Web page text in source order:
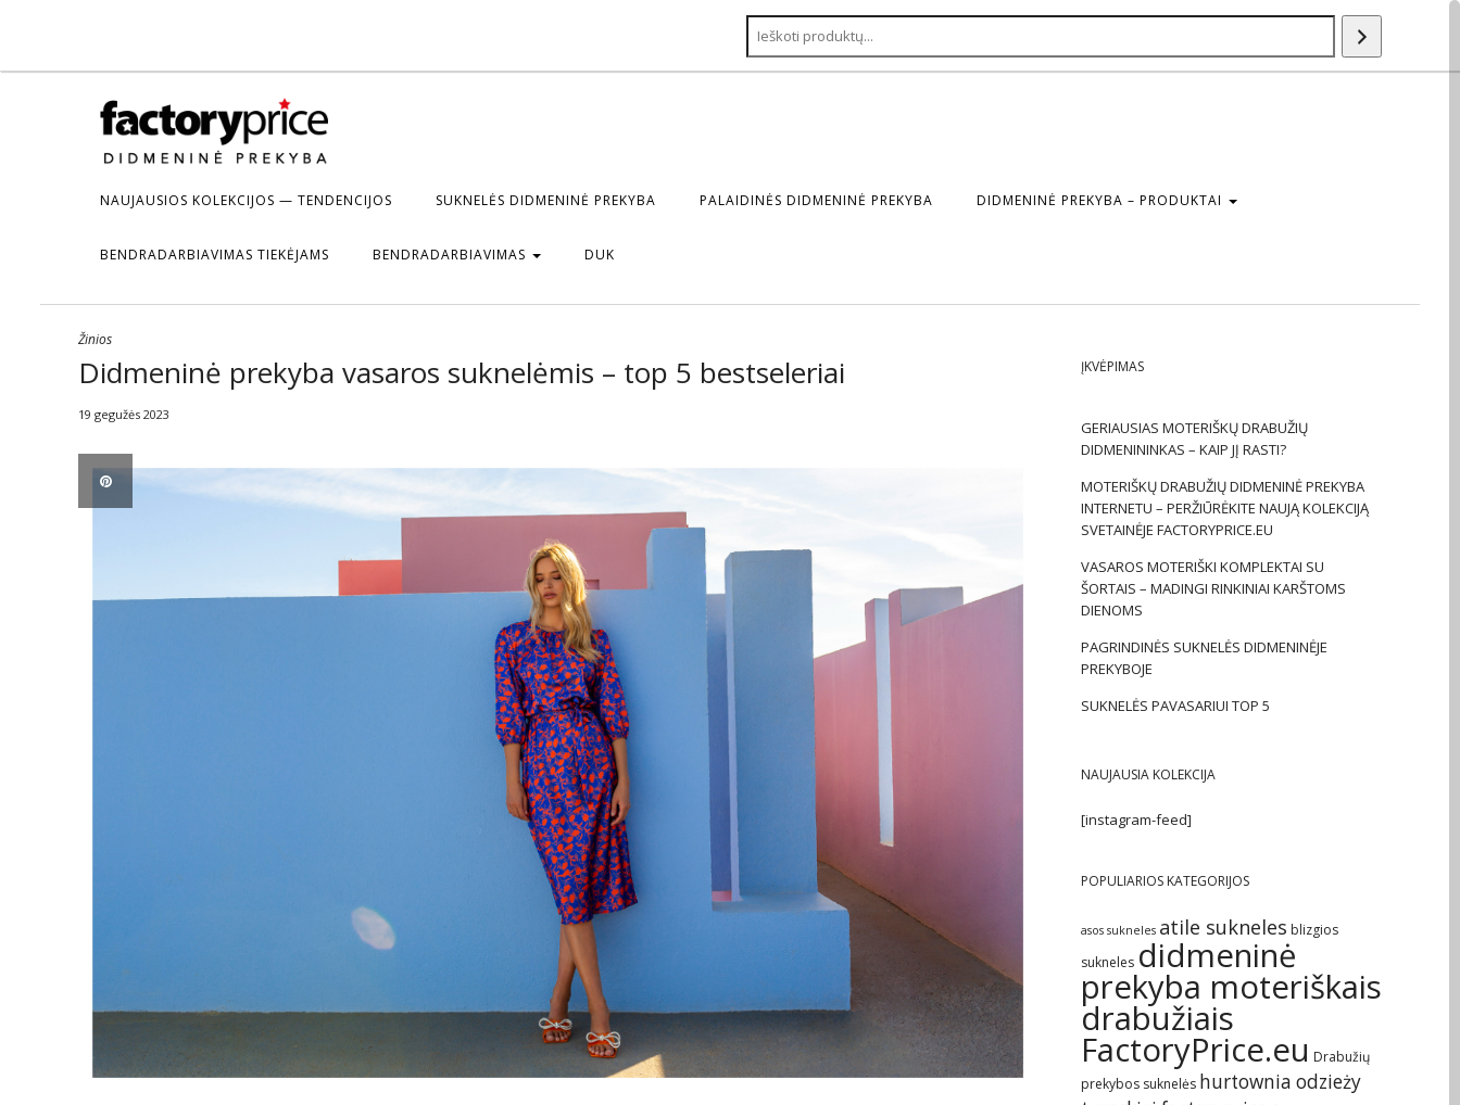
NAUJAUSIOS KOLEKCIJOS — TENDENCIJOS SUKNELĖS DIDMENINĖ PREKYBA PALAIDINĖS DIDMENINĖ PREKYBA DIDMENINĖ PREKYBA – PRODUKTAI
BENDRADARBIAVIMAS TIEKĖJAMS BENDRADARBIAVIMAS DUK
Žinios
Didmeninė prekyba vasaros suknelėmis – top 5 bestseleriai
19 gegužės 2023
ĮKVĖPIMAS
GERIAUSIAS MOTERIŠKŲ DRABUŽIŲ
DIDMENININKAS – KAIP JĮ RASTI?
MOTERIŠKŲ DRABUŽIŲ DIDMENINĖ PREKYBA
INTERNETU – PERŽIŪRĖKITE NAUJĄ KOLEKCIJĄ
SVETAINĖJE FACTORYPRICE.EU
VASAROS MOTERIŠKI KOMPLEKTAI SU
ŠORTAIS – MADINGI RINKINIAI KARŠTOMS
DIENOMS
PAGRINDINĖS SUKNELĖS DIDMENINĖJE
PREKYBOJE
SUKNELĖS PAVASARIUI TOP 5
NAUJAUSIA KOLEKCIJA
[instagram-feed]
POPULIARIOS KATEGORIJOS
asos sukneles atile sukneles blizgios
sukneles didmeninė
prekyba moteriškais
drabužiais
FactoryPrice.eu Drabužių
prekybos suknelės hurtownia odzieży